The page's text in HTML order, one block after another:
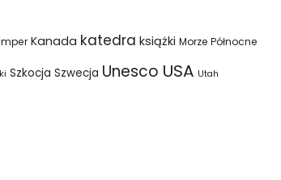
Kanada katedra książki Morze Północne
Szkocja Szwecja Unesco USA Utah